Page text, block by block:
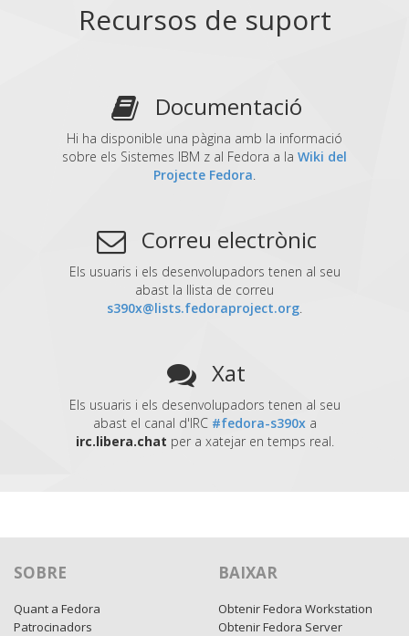
Recursos de suport
Documentació
Hi ha disponible una pàgina amb la informació
sobre els Sistemes IBM z al Fedora a la Wiki del
Projecte Fedora.
Correu electrònic
Els usuaris i els desenvolupadors tenen al seu
abast la llista de correu
s390x@lists.fedoraproject.org.
Xat
Els usuaris i els desenvolupadors tenen al seu
abast el canal d'IRC #fedora-s390xa
irc.libera.chat per a xatejar en temps real.
SOBRE
Quant a Fedora
Patrocinadors
BAIXAR
Obtenir Fedora Workstation
Obtenir Fedora Server